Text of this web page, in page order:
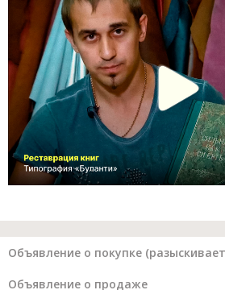
Объявление о покупке
Объявление о продаже